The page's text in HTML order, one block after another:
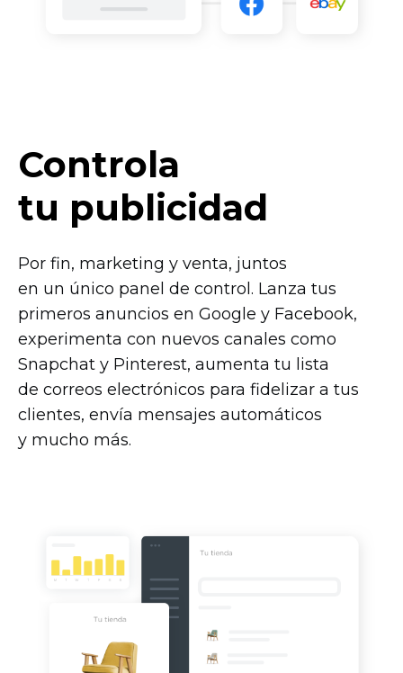
Controla
tu publicidad
Por fin, marketing y venta, juntos
en un único panel de control. Lanza tus
primeros anuncios en Google y Facebook,
experimenta con nuevos canales como
Snapchat y Pinterest, aumenta tu lista
de correos electrónicos para fidelizar a tus
clientes, envía mensajes automáticos
y mucho más.